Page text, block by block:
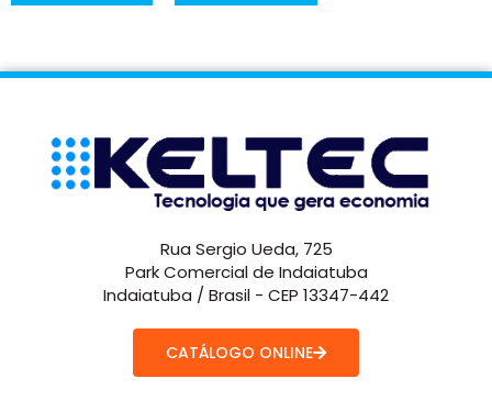
Rua Sergio Ueda, 725
Park Comercial de Indaiatuba
Indaiatuba / Brasil - CEP 13347-442
CATÁLOGO ONLINE